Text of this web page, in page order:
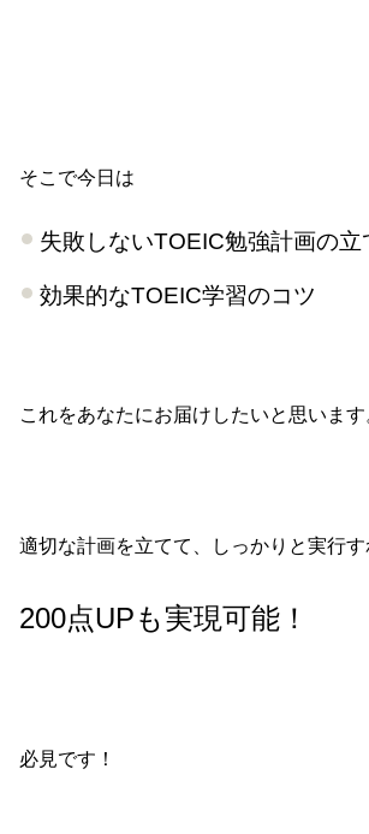
そこで今日は
失敗しないTOEIC勉強計画の立
効果的なTOEIC学習のコツ
これをあなたにお届けしたいと思います
適切な計画を立てて、しっかりと実行す
200点UPも実現可能！
必見です！